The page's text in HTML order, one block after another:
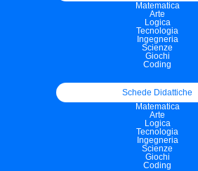
Matematica
Arte
Logica
Tecnologia
Ingegneria
Scienze
Giochi
Coding
Schede Didattiche
Matematica
Arte
Logica
Tecnologia
Ingegneria
Scienze
Giochi
Coding